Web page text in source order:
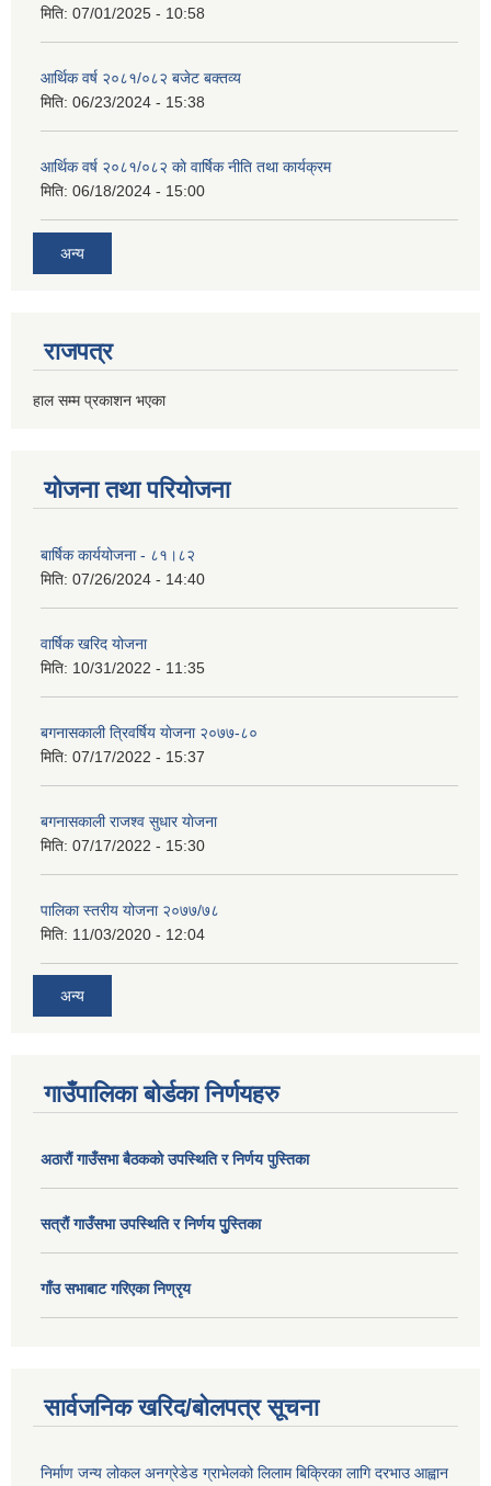
मिति: 07/01/2025 - 10:58
आर्थिक वर्ष २०८१/०८२ बजेट बक्तव्य
मिति: 06/23/2024 - 15:38
आर्थिक वर्ष २०८१/०८२ काे वार्षिक नीति तथा कार्यक्रम
मिति: 06/18/2024 - 15:00
अन्य
राजपत्र
हाल सम्म प्रकाशन भएका
योजना तथा परियोजना
बार्षिक कार्ययोजना - ८१।८२
मिति: 07/26/2024 - 14:40
वार्षिक खरिद योजना
मिति: 10/31/2022 - 11:35
बगनासकाली त्रिवर्षिय याेजना २०७७-८०
मिति: 07/17/2022 - 15:37
बगनासकाली राजश्व सुधार याेजना
मिति: 07/17/2022 - 15:30
पालिका स्तरीय योजना २०७७/७८
मिति: 11/03/2020 - 12:04
अन्य
गाउँपालिका बोर्डका निर्णयहरु
अठाराैं गाउँसभा बैठकको उपस्थिति र निर्णय पुस्तिका
सत्राैं गाउँसभा उपस्थिति र निर्णय पुु्स्तिका
गाँउ सभाबाट गरिएका निण्रृय
सार्वजनिक खरिद/बोलपत्र सूचना
निर्माण जन्य लोकल अनग्रेडेड ग्राभेलको लिलाम बिक्रिका लागि दरभाउ आह्वान